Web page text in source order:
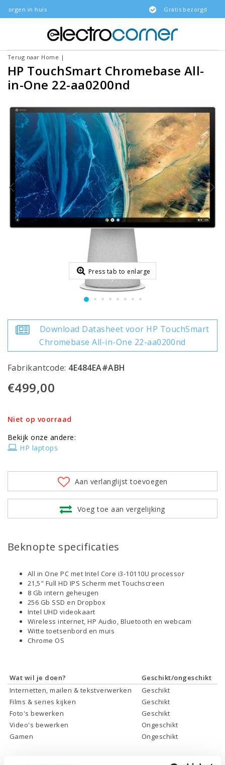
Gratis bezorgd
Terug naar Home |
HP TouchSmart Chromebase All-
in-One 22-aa0200nd
Press tab to enlarge
Download Datasheet voor HP TouchSmart
Chromebase All-in-One 22-aa0200nd
Fabrikantcode: 4E484EA#ABH
€499,00
Niet op voorraad
Bekijk onze andere:
HP laptops
Aan verlanglijst toevoegen
Voeg toe aan vergelijking
Beknopte specificaties
All in One PC met Intel Core i3-10110U processor
21,5" Full HD IPS Scherm met Touchscreen
8 Gb intern geheugen
256 Gb SSD en Dropbox
Intel UHD videokaart
Wireless internet, HP Audio, Bluetooth en webcam
Witte toetsenbord en muis
Chrome OS
Wat wil je doen?
Geschikt/ongeschikt
Internetten, mailen & tekstverwerken
Geschikt
Films & series kijken
Geschikt
Foto's bewerken
Geschikt
Video's bewerken
Ongeschikt
Gamen
Ongeschikt